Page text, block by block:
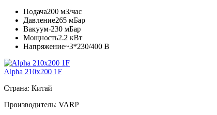
Подача200 м3/час
Давление265 мБар
Вакуум-230 мБар
Мощность2.2 кВт
Напряжение~3*230/400 В
Alpha 210x200 1F
Страна: Китай
Производитель: VARP